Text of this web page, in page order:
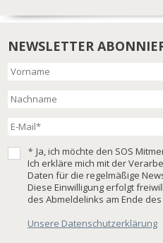
NEWSLETTER
* Ja, ich möchte den SOS
Ich erkläre mich mit der
Daten für die regelmäßige
Diese Einwilligung erfolgt
des Abmeldelinks am Ende
Unsere Datenschutzerklärung